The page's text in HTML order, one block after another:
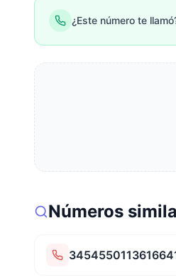
¿Este número te
Números